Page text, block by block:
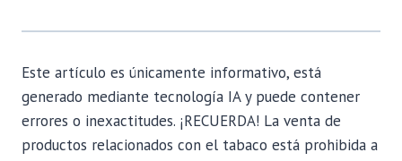
Este artículo es únicamente informativo, está
generado mediante tecnología IA y puede contener
errores o inexactitudes. ¡RECUERDA! La venta de
productos relacionados con el tabaco está prohibida a